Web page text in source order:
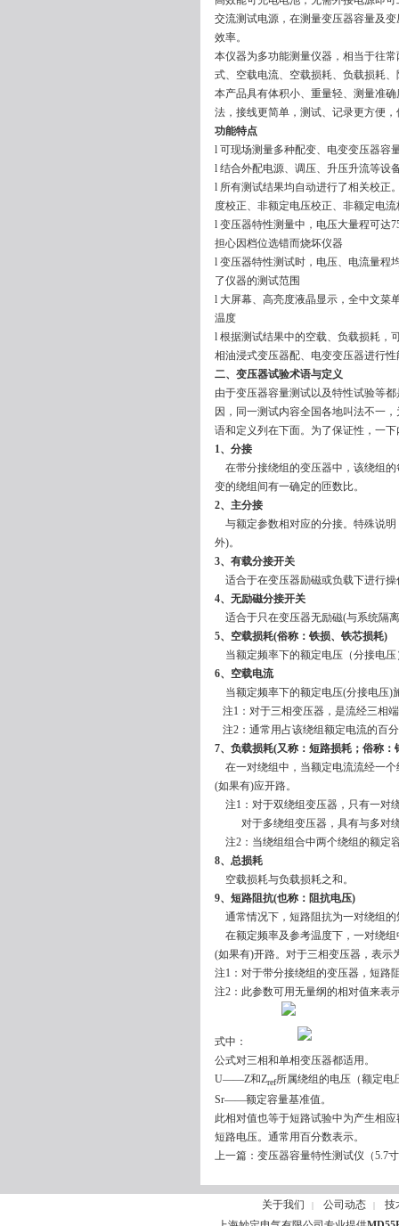
交流测试电源，在测量变压器容量及
效率。
本仪器为多功能测量仪器，相当于往
式、空载电流、空载损耗、负载损耗
本产品具有体积小、重量轻、测量准
法，接线更简单，测试、记录更方便
功能特点
l 可现场测量多种配变、电变变压器容
l 结合外配电源、调压、升压升流等设
l 所有测试结果均自动进行了相关校正
度校正、非额定电压校正、非额定电
l 变压器特性测量中，电压大量程可达
担心因档位选错而烧坏仪器
l 变压器特性测试时，电压、电流量程
了仪器的测试范围
l 大屏幕、高亮度液晶显示，全中文菜
温度
l 根据测试结果中的空载、负载损耗，
相油浸式变压器配、电变变压器进行
二、 变压器试验术语与定义
由于变压器容量测试以及特性试验等
因，同一测试内容全国各地叫法不一
语和定义列在下面。为了保证性，一
1、分接
在带分接绕组的变压器中，该绕组的
变的绕组间有一确定的匝数比。
2、主分接
与额定参数相对应的分接。特殊说明
外)。
3、有载分接开关
适合于在变压器励磁或负载下进行
4、无励磁分接开关
适合于只在变压器无励磁(与系统隔
5、空载损耗(俗称：铁损、铁芯损耗)
当额定频率下的额定电压（分接电压
6、空载电流
当额定频率下的额定电压(分接电压)
注1：对于三相变压器，是流经三相
注2：通常用占该绕组额定电流的百
7、负载损耗(又称：短路损耗；俗称：
在一对绕组中，当额定电流流经一个
(如果有)应开路。
注1：对于双绕组变压器，只有一对
对于多绕组变压器，具有与多对绕
注2：当绕组组合中两个绕组的额定
8、总损耗
空载损耗与负载损耗之和。
9、短路阻抗(也称：阻抗电压)
通常情况下，短路阻抗为一对绕组的
在额定频率及参考温度下，一对绕
(如果有)开路。对于三相变压器，表示
注1：对于带分接绕组的变压器，短路
注2：此参数可用无量纲的相对值来表
式中：
公式对三相和单相变压器都适用。
U——Z和Zref所属绕组的电压（额定电
Sr——额定容量基准值。
此相对值也等于短路试验中为产生相
短路电压。通常用百分数表示。
上一篇： 变压器容量特性测试仪（5.7
关于我们 | 公司动态 |
技